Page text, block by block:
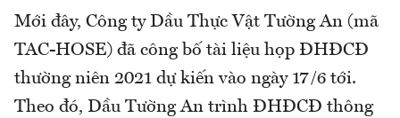
Mới đây, Công ty Dầu Thực Vật Tường An (mã
TAC-HOSE) đã công bố tài liệu họp ĐHĐCĐ
thường niên 2021 dự kiến vào ngày 17/6 tới.
Theo đó, Dầu Tường An trình ĐHĐCĐ thông